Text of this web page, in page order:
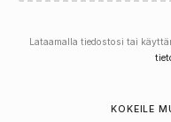
Lataamalla tiedostosi tai
KOKEILE